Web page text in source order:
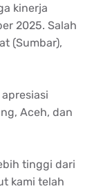
kinerja
2025. Salah
(Sumbar),
Aceh, dan
tinggi dari
kami telah